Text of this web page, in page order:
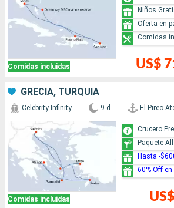
Comidas incluidas US$
Niños
Oferta en
Comidas
GRECIA, TURQUÍA
Comidas incluidas
Celebrity Infinity 9 d El Pireo
Crucero
Paquete
Hasta -
60% Off